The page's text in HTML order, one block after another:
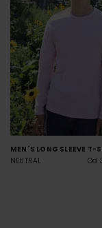
MEN´S LONG SLEEVE T-
NEUTRAL
Od